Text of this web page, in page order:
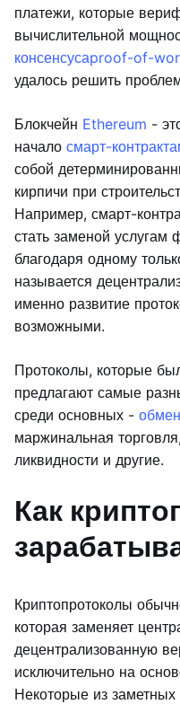
платежи, которые
вычислительной
консенсусаproof-of-
удалось решить
Блокчейн Ethereum -
начало смарт-
собой
кирпичи при
Например, смарт-
стать заменой
благодаря одному
называется
именно развитие
возможными.
Протоколы, которые
предлагают самые
среди основных -
маржинальная торговля,
ликвидности и другие.
Как
Криптопротоколы
которая заменяет
децентрализованную
исключительно на
Некоторые из